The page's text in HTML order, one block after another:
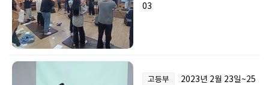
03
고등부
2023년 2월 23일~25